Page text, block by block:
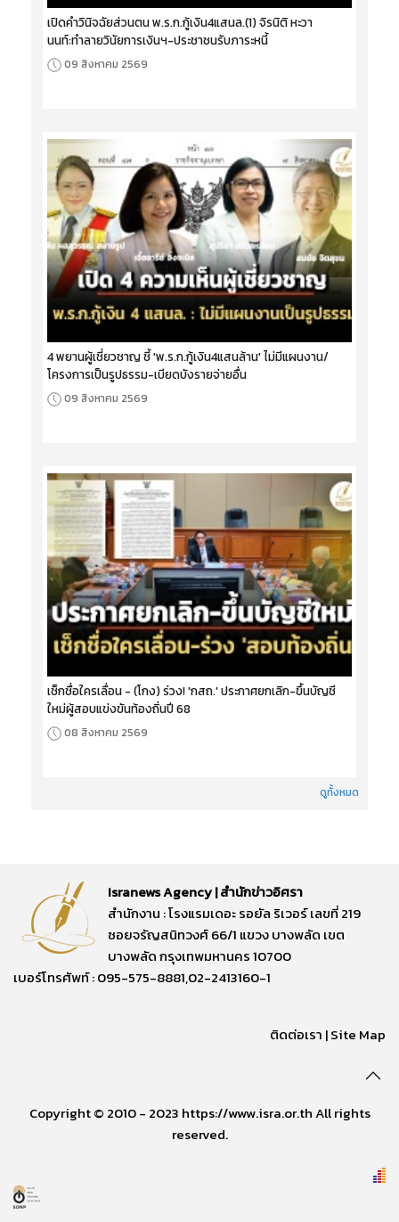
เปิดคำวินิจฉัยส่วนตน พ.ร.ก.กู้เงิน4แสนล.(1) จิรนิติ หะวา
นนท์:ทำลายวินัยการเงินฯ-ประชาชนรับภาระหนี้
09 สิงหาคม 2569
4 พยานผู้เชี่ยวชาญ ชี้ 'พ.ร.ก.กู้เงิน4แสนล้าน' ไม่มีแผนงาน/
โครงการเป็นรูปธรรม-เบียดบังรายจ่ายอื่น
09 สิงหาคม 2569
เช็กชื่อใครเลื่อน - (โกง) ร่วง! 'กสถ.' ประกาศยกเลิก-ขึ้นบัญชี
ใหม่ผู้สอบแข่งขันท้องถิ่นปี 68
08 สิงหาคม 2569
ดูทั้งหมด
Isranews Agency | สำนักข่าวอิศรา
สำนักงาน : โรงแรมเดอะ รอยัล ริเวอร์ เลขที่ 219
ซอยจรัญสนิทวงศ์ 66/1 แขวง บางพลัด เขต
บางพลัด กรุงเทพมหานคร 10700
เบอร์โทรศัพท์ : 095-575-8881,02-2413160-1
ติดต่อเรา |Site Map
Copyright © 2010 - 2023 https://www.isra.or.th All rights
reserved.